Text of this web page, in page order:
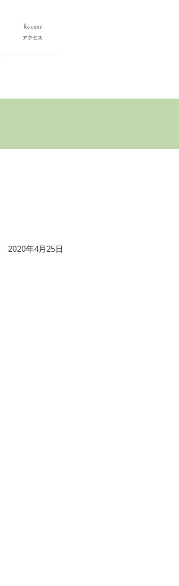
Access
アクセス
2020年4月25日